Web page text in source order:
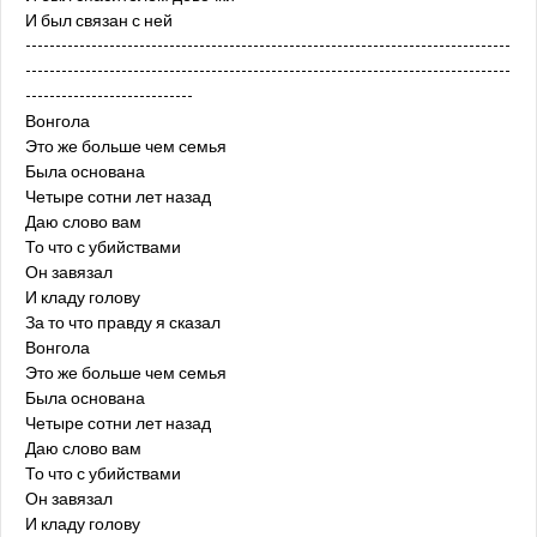
И был связан с ней
---------------------------------------------------------------------------------
---------------------------------------------------------------------------------
----------------------------
Вонгола
Это же больше чем семья
Была основана
Четыре сотни лет назад
Даю слово вам
То что с убийствами
Он завязал
И кладу голову
За то что правду я сказал
Вонгола
Это же больше чем семья
Была основана
Четыре сотни лет назад
Даю слово вам
То что с убийствами
Он завязал
И кладу голову